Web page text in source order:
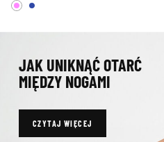
JAK UNIKNĄĆ OTARĆ
MIĘDZY NOGAMI
CZYTAJ WIĘCEJ